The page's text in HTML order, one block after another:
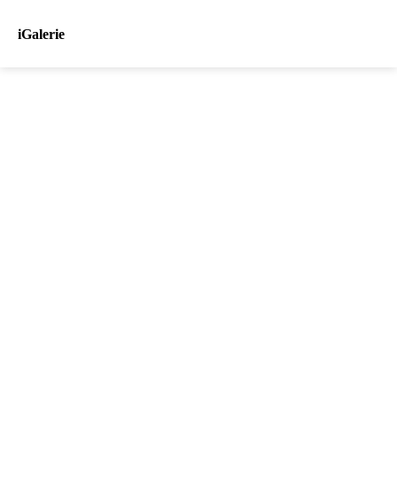
iGalerie